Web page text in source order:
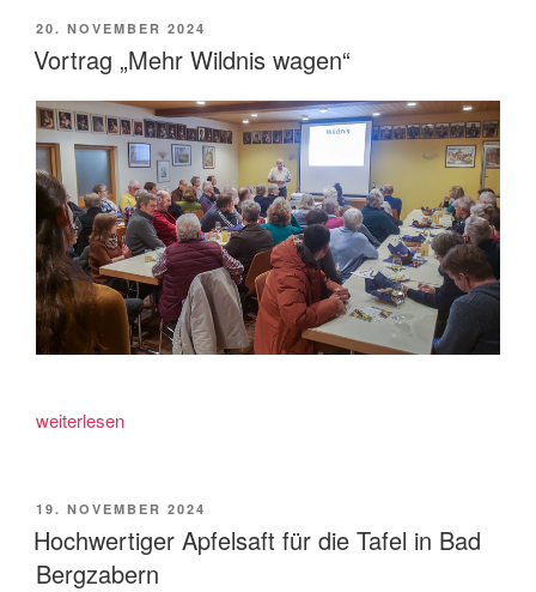
wird
als
aufgewertet“
VERÖFFENTLICHT
AM
20. NOVEMBER 2024
Vortrag „Mehr Wildnis wagen“
„Vortrag
wagen““
weiterlesen
VERÖFFENTLICHT
AM
19. NOVEMBER 2024
Hochwertiger Apfelsaft für die Tafel in Bad
Bergzabern